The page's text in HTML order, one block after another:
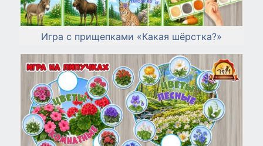
Игра с прищепками «Какая шёрстка?»